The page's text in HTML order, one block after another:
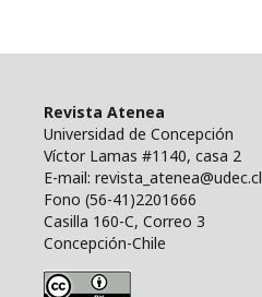
Revista Atenea
Universidad de Concepción
Víctor Lamas #1140, casa 2
E-mail: revista_atenea@udec.cl
Fono (56-41)2201666
Casilla 160-C, Correo 3
Concepción-Chile